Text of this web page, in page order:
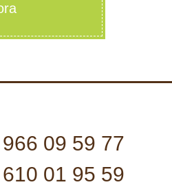
966 09 59 77
610 01 95 59